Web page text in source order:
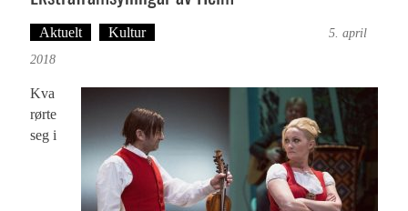
Aktuelt Kultur
5. april
2018
Kva
rørte
seg i